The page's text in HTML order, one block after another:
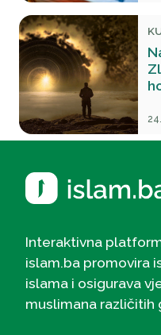
Interaktivna
islam.ba promovira
islama i osigurava
muslimana različitih